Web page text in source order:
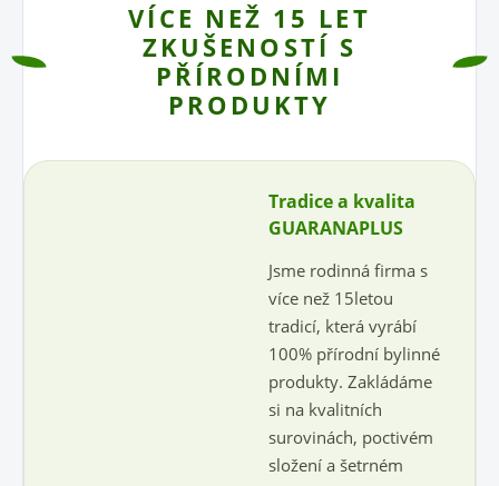
VÍCE NEŽ 15 LET
ZKUŠENOSTÍ S
PŘÍRODNÍMI
PRODUKTY
Tradice a kvalita
GUARANAPLUS
Jsme rodinná firma s
více než 15letou
tradicí, která vyrábí
100% přírodní bylinné
produkty. Zakládáme
si na kvalitních
surovinách, poctivém
složení a šetrném